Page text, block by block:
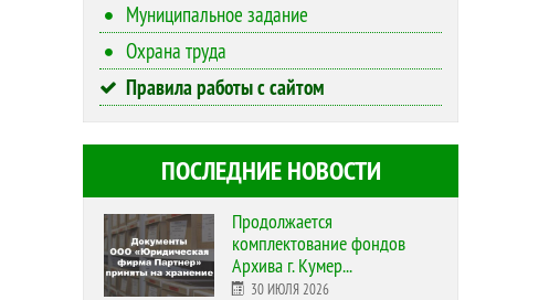
Муниципальное задание
Охрана труда
Правила работы с сайтом
ПОСЛЕДНИЕ НОВОСТИ
Продолжается
комплектование фондов
Архива г. Кумер...
30 ИЮЛЯ 2026